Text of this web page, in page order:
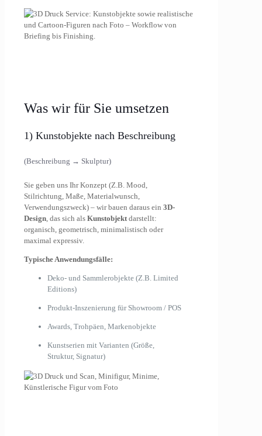
Was wir für Sie umsetzen
1) Kunstobjekte nach Beschreibung
(Beschreibung → Skulptur)
Sie geben uns Ihr Konzept (Z.B. Mood,
Stilrichtung, Maße, Materialwunsch,
Verwendungszweck) – wir bauen daraus ein 3D-
Design , das sich als Kunstobjekt darstellt:
organisch, geometrisch, minimalistisch oder
maximal expressiv.
Typische Anwendungsfälle:
Deko- und Sammlerobjekte (Z.B. Limited
Editions)
Produkt-Inszenierung für Showroom / POS
Awards, Trohpäen, Markenobjekte
Kunstserien mit Varianten (Größe,
Struktur, Signatur)